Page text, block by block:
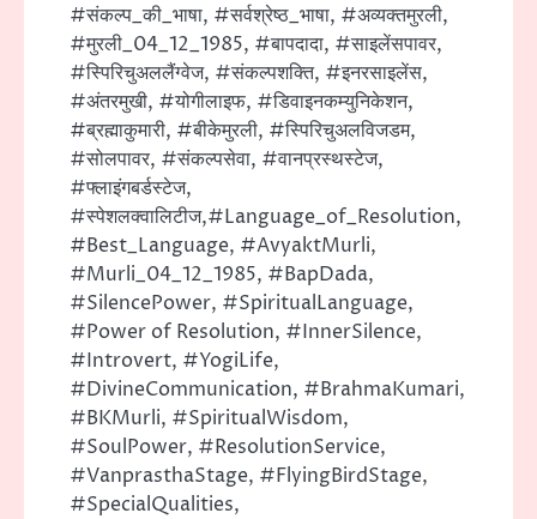
#संकल्प_की_भाषा, #सर्वश्रेष्ठ_भाषा, #अव्यक्तमुरली,
#मुरली_04_12_1985, #बापदादा, #साइलेंसपावर,
#स्पिरिचुअललैंग्वेज, #संकल्पशक्ति, #इनरसाइलेंस,
#अंतरमुखी, #योगीलाइफ, #डिवाइनकम्युनिकेशन,
#ब्रह्माकुमारी, #बीकेमुरली, #स्पिरिचुअलविजडम,
#सोलपावर, #संकल्पसेवा, #वानप्रस्थस्टेज,
#फ्लाइंगबर्डस्टेज,
#स्पेशलक्वालिटीज,#Language_of_Resolution,
#Best_Language, #AvyaktMurli,
#Murli_04_12_1985, #BapDada,
#SilencePower, #SpiritualLanguage,
#Power of Resolution, #InnerSilence,
#Introvert, #YogiLife,
#DivineCommunication, #BrahmaKumari,
#BKMurli, #SpiritualWisdom,
#SoulPower, #ResolutionService,
#VanprasthaStage, #FlyingBirdStage,
#SpecialQualities,